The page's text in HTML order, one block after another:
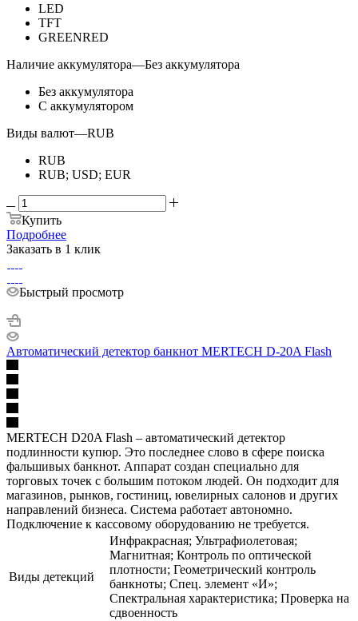
LED
TFT
GREENRED
Наличие аккумулятора—Без аккумулятора
Без аккумулятора
С аккумулятором
Виды валют—RUB
RUB
RUB; USD; EUR
Купить
Подробнее
Заказать в 1 клик
Быстрый просмотр
Автоматический детектор банкнот MERTECH D-20A Flash
MERTECH D20A Flash – автоматический детектор
подлинности купюр. Это последнее слово в сфере поиска
фальшивых банкнот. Аппарат создан специально для
торговых точек с большим потоком людей. Он подходит для
магазинов, рынков, гостиниц, ювелирных салонов и других
направлений бизнеса. Система работает автономно.
Подключение к кассовому оборудованию не требуется.
Виды детекций
Инфракрасная; Ультрафиолетовая;
Магнитная; Контроль по оптической
плотности; Геометрический контроль
банкноты; Спец. элемент «И»;
Спектральная характеристика; Проверка на
сдвоенность